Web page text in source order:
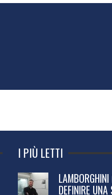
I PIÙ LETTI
DEFINIRE